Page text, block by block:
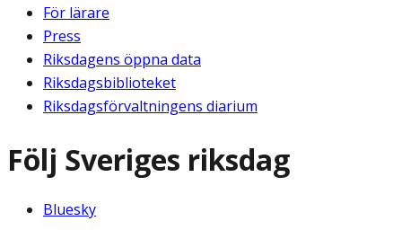
För lärare
Press
Riksdagens öppna data
Riksdagsbiblioteket
Riksdagsförvaltningens diarium
Följ Sveriges riksdag
Bluesky